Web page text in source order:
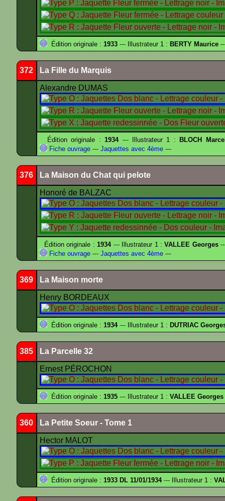
Édition originale : 1933 --- Illustrateur 1 : BERTY Maurice
372 La Fille du Marquis
Alexandre DUMAS
Édition originale :1934--- Illustrateur 1 :
BLOCH
Fiche ouvrage --- Jaquettes avec 4ème ---
376 La Maison du Chat qui pelote
Honoré de BALZAC
Édition originale :1934--- Illustrateur 1 :VALLEE Georges
Fiche ouvrage --- Jaquettes avec 4ème ---
369 La Maison morte
Henry BORDEAUX
Édition originale : 1934--- Illustrateur 1 : DUTRIAC
385 La Parcelle 32
Ernest PÉROCHON
Édition originale : 1935 --- Illustrateur 1 : VALLEE Georges
360 La Petite Soeur - Tome 1
Hector MALOT
Édition originale : 1933 DL 11/01/1934--- Illustrateur 1 :